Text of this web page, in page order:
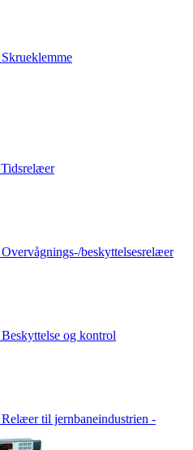
Skrueklemme
Tidsrelæer
Overvågnings-/beskyttelsesrelæer
Beskyttelse og kontrol
Relæer til jernbaneindustrien -